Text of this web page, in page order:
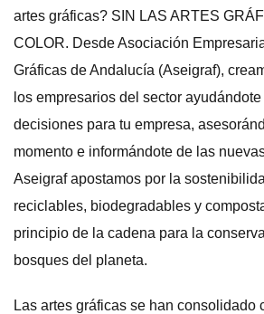
artes gráficas? SIN LAS ARTES
COLOR. Desde Asociación
Gráficas de Andalucía (Aseigraf),
los empresarios del sector
decisiones para tu empresa,
momento e informándote de las
Aseigraf apostamos por la
reciclables, biodegradables y
principio de la cadena para la
bosques del planeta.
Las artes gráficas se han consolidado